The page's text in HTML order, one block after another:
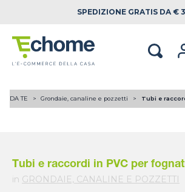
SPEDIZIONE GRATIS DA €
DA TE Grondaie, canaline e pozzetti Tubi e
Tubi e raccordi in PVC per
in GRONDAIE, CANALINE E POZZETTI